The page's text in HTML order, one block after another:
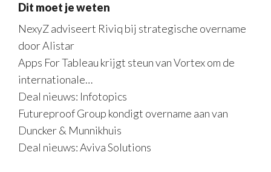
Dit moet je weten
NexyZ adviseert Riviq bij strategische overname
door Alistar
Apps For Tableau krijgt steun van Vortex om de
internationale…
Deal nieuws: Infotopics
Futureproof Group kondigt overname aan van
Duncker & Munnikhuis
Deal nieuws: Aviva Solutions